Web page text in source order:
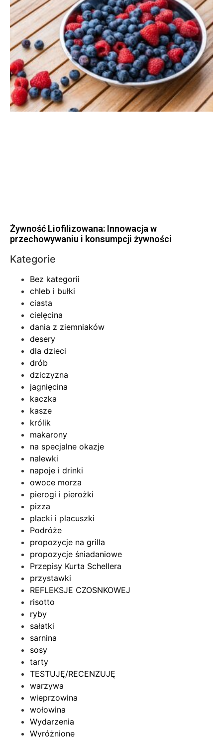
Żywność Liofilizowana: Innowacja w
przechowywaniu i konsumpcji żywności
Kategorie
Bez kategorii
chleb i bułki
ciasta
cielęcina
dania z ziemniaków
desery
dla dzieci
drób
dziczyzna
jagnięcina
kaczka
kasze
królik
makarony
na specjalne okazje
nalewki
napoje i drinki
owoce morza
pierogi i pierożki
pizza
placki i placuszki
Podróże
propozycje na grilla
propozycje śniadaniowe
Przepisy Kurta Schellera
przystawki
REFLEKSJE CZOSNKOWEJ
risotto
ryby
sałatki
sarnina
sosy
tarty
TESTUJĘ/RECENZUJĘ
warzywa
wieprzowina
wołowina
Wydarzenia
Wyróżnione